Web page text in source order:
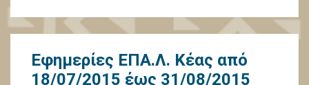
Εφημερίες ΕΠΑ.Λ. Κέας από
18/07/2015 έως 31/08/2015